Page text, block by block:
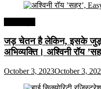
जड़ चेतन है लेकिन, इसके
अभिव्यक्ति। अश्विनी रॉय
October 3, 2023October 3,